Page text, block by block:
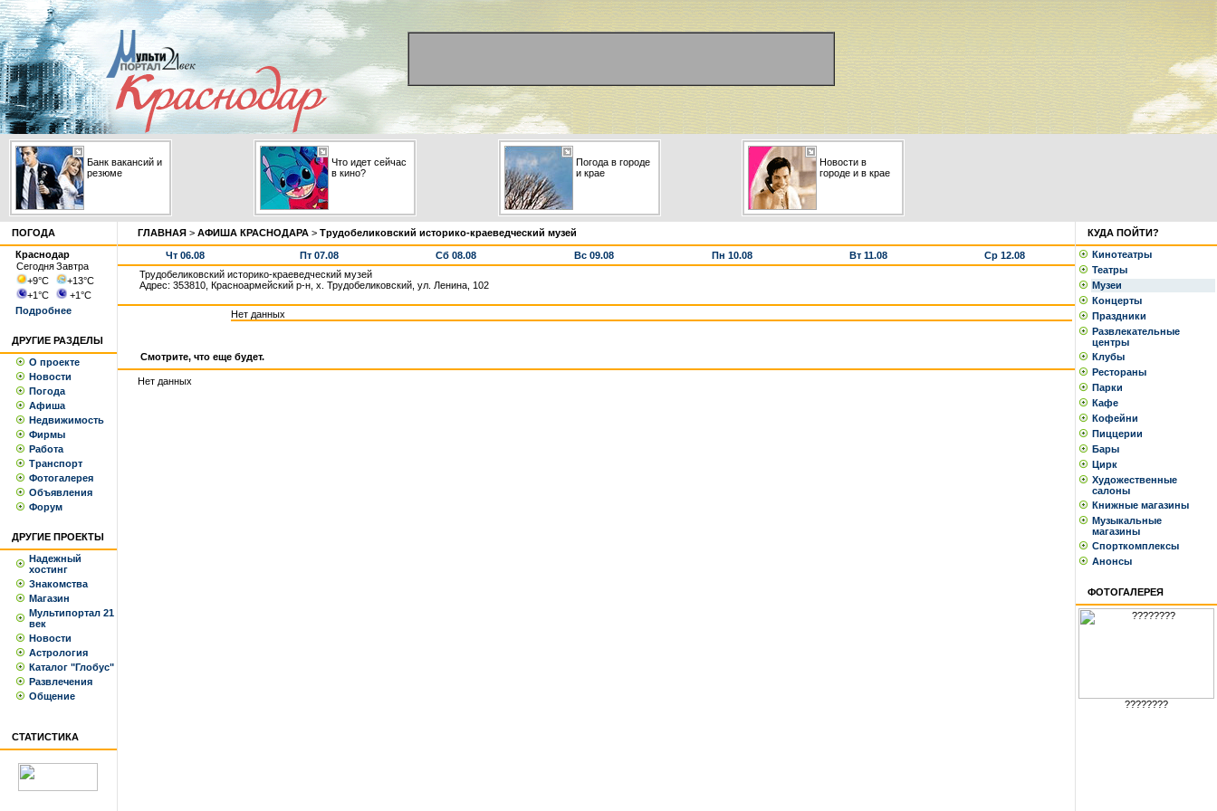
Банк вакансий и
резюме
Что идет сейчас
в кино?
Погода в городе
и крае
Новости в
городе и в крае
ПОГОДА
Краснодар
СегодняЗавтра
+9°С +13°С
+1°С +1°С
Подробнее
ДРУГИЕ РАЗДЕЛЫ
О проекте
Новости
Погода
Афиша
Недвижимость
Фирмы
Работа
Транспорт
Фотогалерея
Объявления
Форум
ДРУГИЕ ПРОЕКТЫ
Надежный
хостинг
Знакомства
Магазин
Мультипортал 21
век
Новости
Астрология
Каталог "Глобус"
Развлечения
Общение
СТАТИСТИКА
ГЛАВНАЯ > АФИША КРАСНОДАРА > Трудобеликовский историко-краеведческий музей
Чт 06.08 Пт 07.08 Сб 08.08 Вс 09.08 Пн 10.08 Вт 11.08
Ср 12.08
Трудобеликовский историко-краеведческий музей
Адрес: 353810, Красноармейский р-н, х. Трудобеликовский, ул. Ленина, 102
Нет данных
Смотрите, что еще будет.
Нет данных
КУДА ПОЙТИ?
Кинотеатры
Театры
Музеи
Концерты
Праздники
Развлекательные
центры
Клубы
Рестораны
Парки
Кафе
Кофейни
Пиццерии
Бары
Цирк
Художественные
салоны
Книжные магазины
Музыкальные
магазины
Спорткомплексы
Анонсы
ФОТОГАЛЕРЕЯ
????????